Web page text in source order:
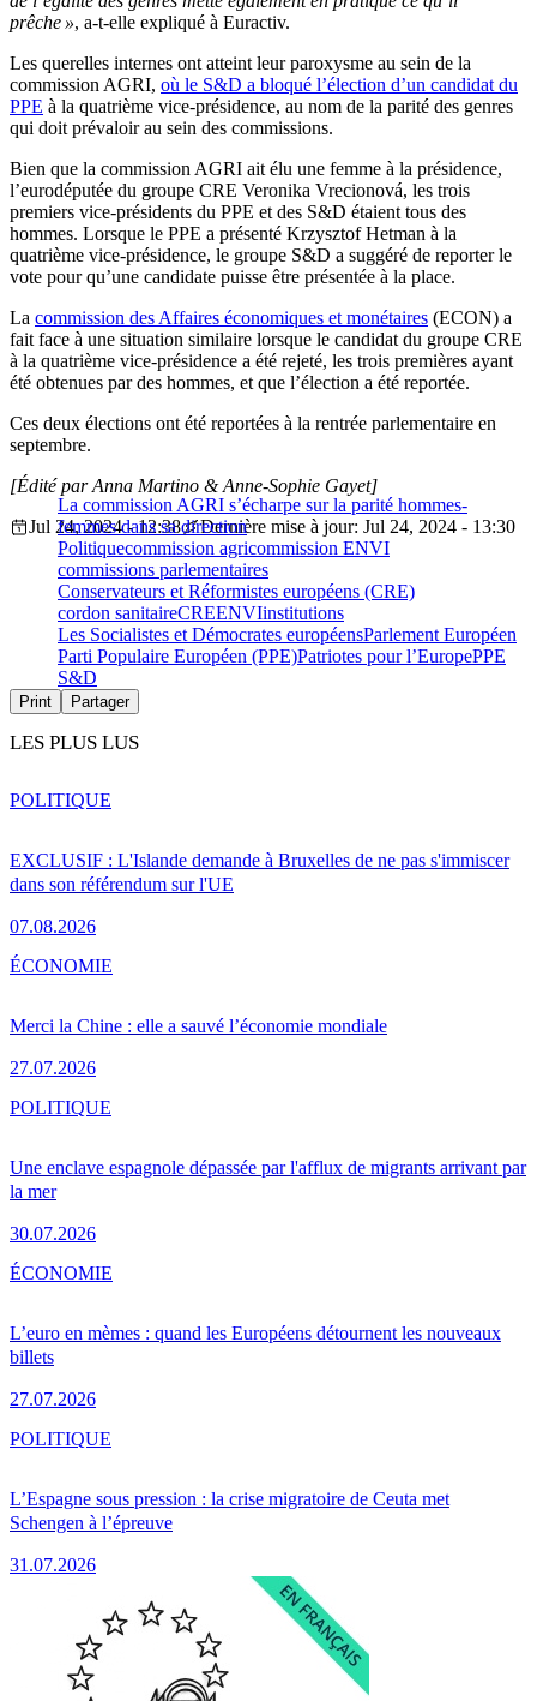
prêche », a-t-elle expliqué à Euractiv.
Les querelles internes ont atteint leur paroxysme au sein de la
commission AGRI, où le S&D a bloqué l’élection d’un candidat du
PPE à la quatrième vice-présidence, au nom de la parité des genres
qui doit prévaloir au sein des commissions.
Bien que la commission AGRI ait élu une femme à la présidence,
l’eurodéputée du groupe CRE Veronika Vrecionová, les trois
premiers vice-présidents du PPE et des S&D étaient tous des
hommes. Lorsque le PPE a présenté Krzysztof Hetman à la
quatrième vice-présidence, le groupe S&D a suggéré de reporter le
vote pour qu’une candidate puisse être présentée à la place.
La commission des Affaires économiques et monétaires (ECON) a
fait face à une situation similaire lorsque le candidat du groupe CRE
à la quatrième vice-présidence a été rejeté, les trois premières ayant
été obtenues par des hommes, et que l’élection a été reportée.
Ces deux élections ont été reportées à la rentrée parlementaire en
septembre.
La commission AGRI s’écharpe sur la parité hommes-
femmes dans sa direction
[Édité par Anna Martino & Anne-Sophie Gayet]
Jul 24, 2024 - 12:38
Dernière mise à jour: Jul 24, 2024 - 13:30
Politiquecommission agricommission ENVI
commissions parlementaires
Conservateurs et Réformistes européens (CRE)
cordon sanitaireCREENVIinstitutions
Les Socialistes et Démocrates européensParlement Européen
Parti Populaire Européen (PPE)Patriotes pour l’EuropePPE
S&D
Print Partager
LES PLUS LUS
EXCLUSIF : L'Islande demande à Bruxelles de ne pas s'immiscer
dans son référendum sur l'UE
07.08.2026
POLITIQUE
Merci la Chine : elle a sauvé l’économie mondiale
27.07.2026
ÉCONOMIE
Une enclave espagnole dépassée par l'afflux de migrants arrivant par
la mer
30.07.2026
POLITIQUE
L’euro en mèmes : quand les Européens détournent les nouveaux
billets
27.07.2026
ÉCONOMIE
L’Espagne sous pression : la crise migratoire de Ceuta met
Schengen à l’épreuve
31.07.2026
POLITIQUE